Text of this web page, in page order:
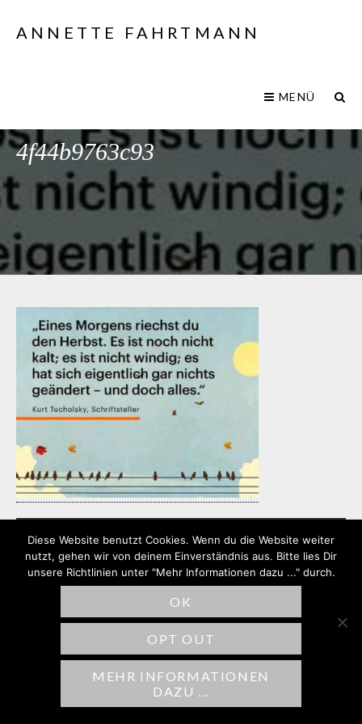
ANNETTE FAHRTMANN
MENÜ
4f44b9763c93
SCHREIBE EINEN
KOMMENTAR
Deine E-Mail-Adresse wird nicht
veröffentlicht. Erforderliche Felder sind
markiert
Diese Website benutzt Cookies. Wenn du die Website weiter
nutzt, gehen wir von deinem Einverständnis aus. Bitte lies Dir
unsere Richtlinien unter "Mehr Informationen dazu ..." durch.
OK
OPT OUT
MEHR INFORMATIONEN
DAZU ...